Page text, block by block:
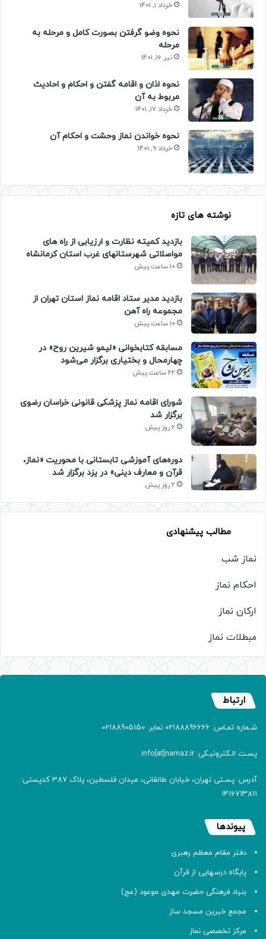
خرداد 1, 1401
نحوه وضو گرفتن بصورت کامل و مرحله به
مرحله
تیر 16, 1401
نحوه اذان و اقامه گفتن و احکام و احادیث
مربوط به آن
خرداد 17, 1401
نحوه خواندن نماز وحشت و احکام آن
خرداد 9, 1401
نوشته های تازه
بازدید کمیته نظارت و ارزیابی از راه های
مواصلاتی شهرستانهای غرب استان کرمانشاه
10 ساعت پیش
بازدید مدیر ستاد اقامه نماز استان تهران از
مجموعه راه آهن
10 ساعت پیش
مسابقه کتابخوانی «لیمو شیرین روح» در
چهارمحال و بختیاری برگزار می‌شود
22 ساعت پیش
شورای اقامه نماز پزشکی قانونی خراسان رضوی
برگزار شد
2 روز پیش
دوره‌های آموزشی تابستانی با محوریت «نماز،
قرآن و معارف دینی» در یزد برگزار شد
2 روز پیش
مطالب پیشنهادی
نماز شب
احکام نماز
ارکان نماز
مبطلات نماز
ارتباط
شـماره تمـاس: 02188896666 نمابر: 02188905150
پسـت الـکترونیـکی: info[at]namaz.ir
آدرس: پسـتی تهران، خیابان طالقانی، میدان فلسطین، پلاک 387 کدپستی:
۱۴۱۶۷۱۳۸۱۱
پیوندها
دفتر مقام معظم رهبری
پایگاه درسهایی از قرآن
بنیاد فرهنگی حضرت مهدی موعود (عج)
مجمع خیرین مسجد ساز
مرکز تخصصی نماز